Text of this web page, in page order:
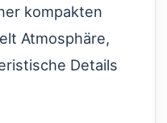
kompakten
Atmosphäre,
Details